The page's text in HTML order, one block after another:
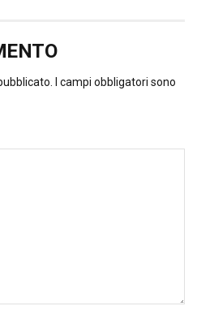
I campi obbligatori sono